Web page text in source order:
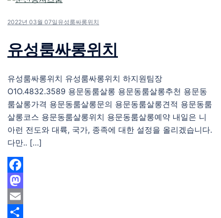
2022년 03월 07일 유성룸싸롱위치
유성룸싸롱위치
유성룸싸롱위치 유성룸싸롱위치 하지원팀장
O1O.4832.3589 용문동룸살롱 용문동룸살롱추천 용문동
룸살롱가격 용문동룸살롱문의 용문동룸살롱견적 용문동룸
살롱코스 용문동룸살롱위치 용문동룸살롱예약 내일은 니
아런 전도와 대륙, 국가, 종족에 대한 설정을 올리겠습니다.
다만.. […]
Facebook
Mastodon
Email